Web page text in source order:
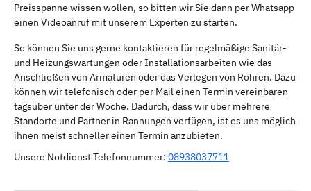
Preisspanne wissen wollen, so bitten wir Sie dann per Whatsapp
einen Videoanruf mit unserem Experten zu starten.
So können Sie uns gerne kontaktieren für regelmäßige Sanitär-
und Heizungswartungen oder Installationsarbeiten wie das
Anschließen von Armaturen oder das Verlegen von Rohren. Dazu
können wir telefonisch oder per Mail einen Termin vereinbaren
tagsüber unter der Woche. Dadurch, dass wir über mehrere
Standorte und Partner in Rannungen verfügen, ist es uns möglich
ihnen meist schneller einen Termin anzubieten.
Unsere Notdienst Telefonnummer: 08938037711